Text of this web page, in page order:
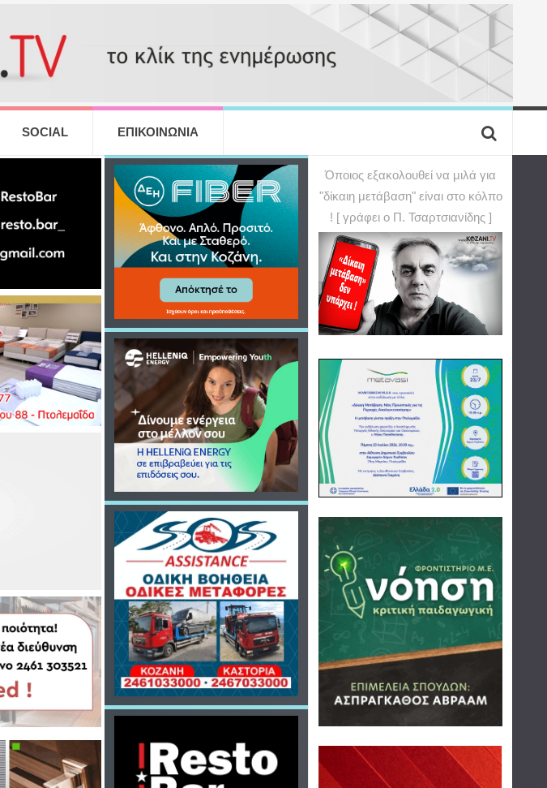
SOCIAL ΕΠΙΚΟΙΝΩΝΙΑ
Όποιος εξακολουθεί να μιλά για
"δίκαιη μετάβαση" είναι στο κόλπο
! [ γράφει ο Π. Τσαρτσιανίδης ]